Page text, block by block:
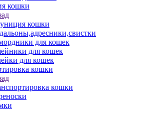
кошки
кошки
для кошек
для кошек
для кошек
кошки
кошки